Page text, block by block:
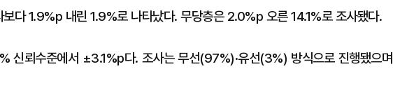
보다 1.9%p 내린 1.9%로 나타났다. 무당층은 2.0%p 오른 14.1%로 조사됐다.
신뢰수준에서 ±3.1%p다. 조사는 무선(97%)·유선(3%) 방식으로 진행됐으며